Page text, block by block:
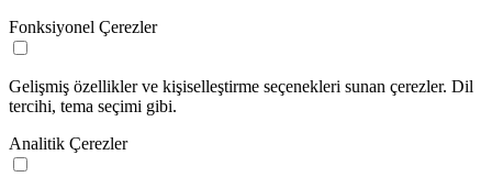
Fonksiyonel Çerezler
Gelişmiş özellikler ve kişiselleştirme seçenekleri sunan çerezler. Dil
tercihi, tema seçimi gibi.
Analitik Çerezler